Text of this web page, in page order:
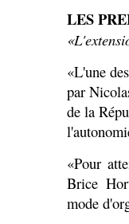
LES
«L'une
par
de la
«Pour
Brice
mode